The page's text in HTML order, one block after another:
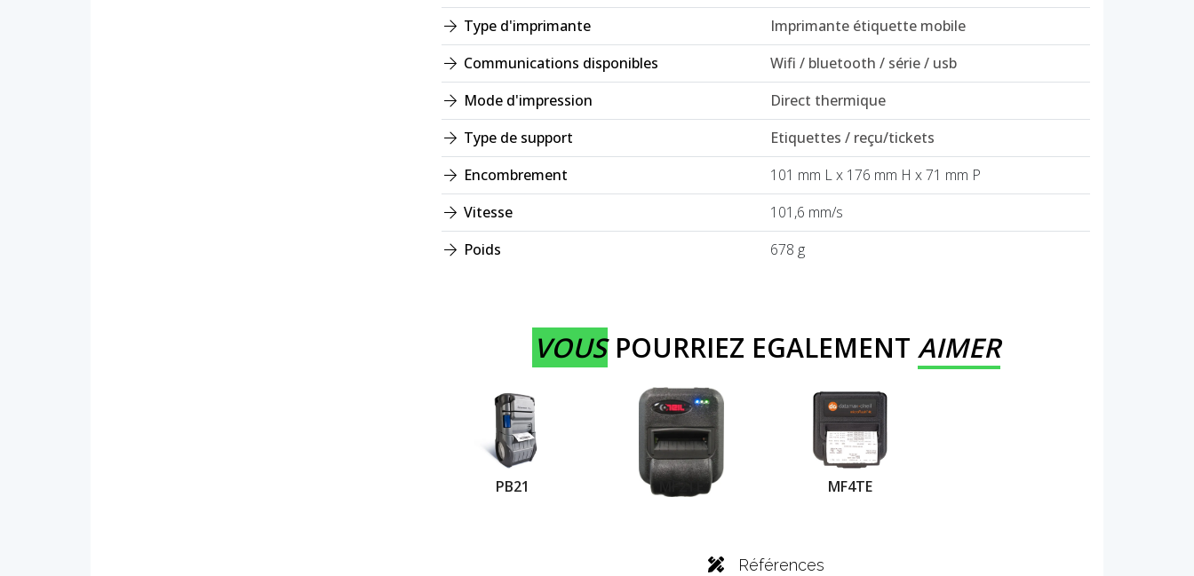
Type d'imprimante
Imprimante étiquette mobile
Communications disponibles
Wifi / bluetooth / série / usb
Mode d'impression
Direct thermique
Type de support
Etiquettes / reçu/tickets
Encombrement
101 mm L x 176 mm H x 71 mm P
Vitesse
101,6 mm/s
Poids
678 g
VOUSPOURRIEZ EGALEMENT AIMER
PB21 MF4TE
Références